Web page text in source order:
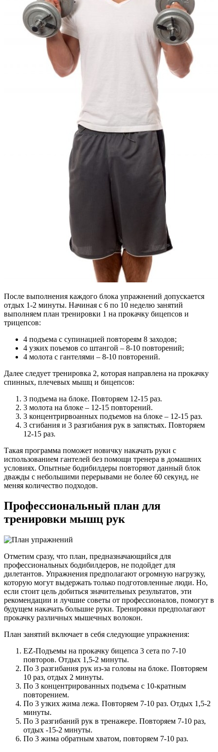
После выполнения каждого блока упражнений допускается
отдых 1-2 минуты. Начиная с 6 по 10 неделю занятий
выполняем план тренировки 1 на прокачку бицепсов и
трицепсов:
4 подъема с супинацией повтореям 8 заходов;
4 узких поъемов со штангой – 8-10 повторений;
4 молота с гантелями – 8-10 повторений.
Далее следует тренировка 2, которая направлена на прокачку
спинных, плечевых мышц и бицепсов:
3 подъема на блоке. Повторяем 12-15 раз.
3 молота на блоке – 12-15 повторений.
3 концентрирвоанных подъемов на блоке – 12-15 раз.
3 сгибания и 3 разгибания рук в запястьях. Повторяем
12-15 раз.
Такая программа поможет новичку накачать руки с
использованием гантелей без помощи тренера в домашних
условиях. Опытные бодибилдеры повторяют данный блок
дважды с небольшими перерывами не более 60 секунд, не
меняя количество подходов.
Профессиональный план для
тренировки мышц рук
Отметим сразу, что план, предназначающийся для
профессиональных бодибилдеров, не подойдет для
дилетантов. Упражнения предполагают огромную нагрузку,
которую могут выдержать только подготовленные люди. Но,
если стоит цель добиться значительных результатов, эти
рекомендации и лучшие советы от профессионалов, помогут в
будущем накачать большие руки. Тренировки предполагают
прокачку различных мышечных волокон.
План занятий включает в себя следующие упражнения:
EZ-Подъемы на прокачку бицепса 3 сета по 7-10
повторов. Отдых 1,5-2 минуты.
По 3 разгибания рук из-за головы на блоке. Повторяем
10 раз, отдых 2 минуты.
По 3 концентрированных подъема с 10-кратным
повторением.
По 3 узких жима лежа. Повторяем 7-10 раз. Отдых 1,5-2
минуты.
По 3 разгибаний рук в тренажере. Повторяем 7-10 раз,
отдых -15-2 минуты.
По 3 жима обратным хватом, повторяем 7-10 раз.